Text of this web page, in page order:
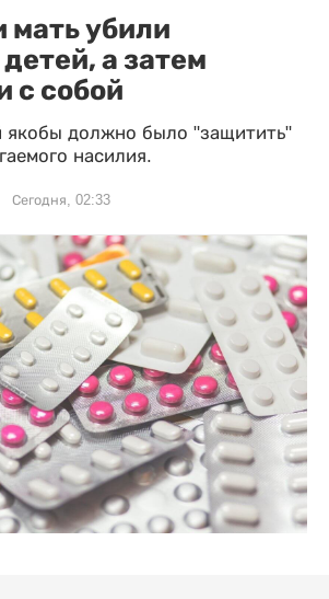
мать убили
а затем
с собой
якобы должно было "защитить"
насилия.
Сегодня, 02:33